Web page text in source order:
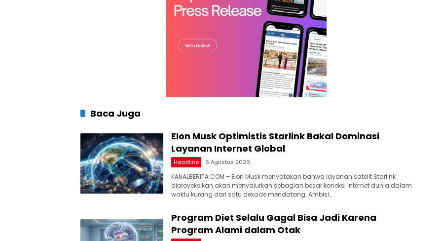
Baca Juga
Elon Musk Optimistis Starlink Bakal Dominasi
Layanan Internet Global
Headline 6 Agustus 2026
KANALBERITA.COM – Elon Musk menyatakan bahwa layanan satelit Starlink
diproyeksikan akan menyalurkan sebagian besar koneksi internet dunia dalam
waktu kurang dari satu dekade mendatang. Ambisi…
Program Diet Selalu Gagal Bisa Jadi Karena
Program Alami dalam Otak